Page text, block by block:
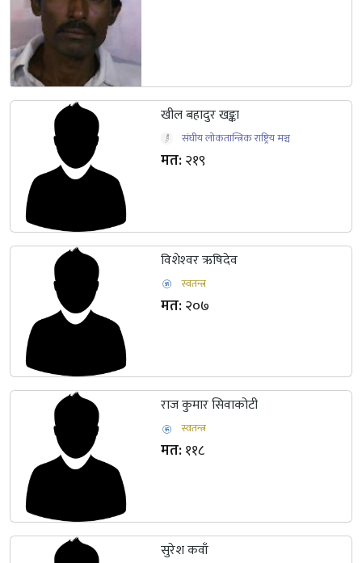
खील बहादुर खङ्का
संघीय लोकतान्त्रिक राष्ट्रिय मञ्च
मत:२१९
विशेश्‍वर ऋषिदेव
स्वतन्त्र
मत:२०७
राज कुमार सिवाकोटी
स्वतन्त्र
मत:११८
सुरेश कवाँ